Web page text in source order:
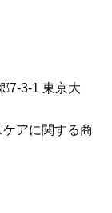
7-3-1 東京大
アに関する商